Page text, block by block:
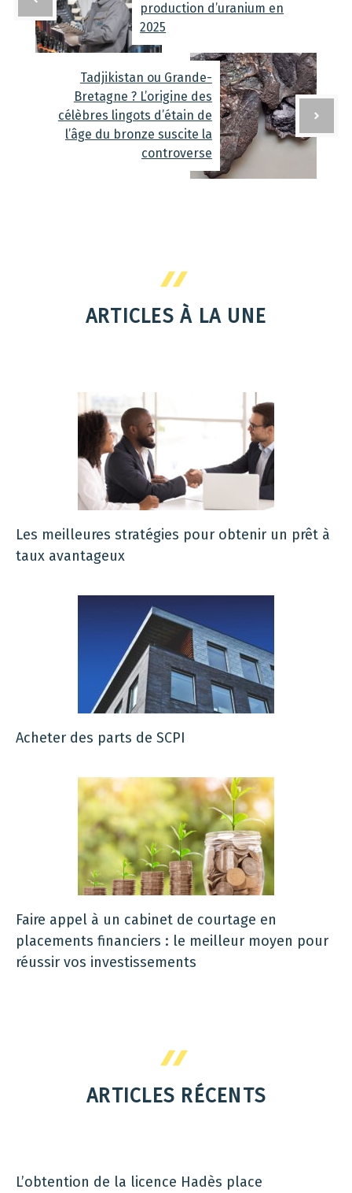
production d’uranium en
2025
Tadjikistan ou Grande-
Bretagne ? L’origine des
célèbres lingots d’étain de
l’âge du bronze suscite la
controverse
ARTICLES À LA UNE
Les meilleures stratégies pour obtenir un prêt à
taux avantageux
Acheter des parts de SCPI
Faire appel à un cabinet de courtage en
placements financiers : le meilleur moyen pour
réussir vos investissements
ARTICLES RÉCENTS
L’obtention de la licence Hadès place